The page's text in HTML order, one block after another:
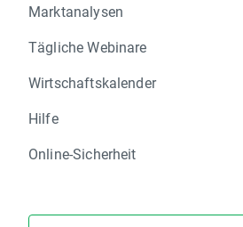
Marktanalysen
Tägliche Webinare
Wirtschaftskalender
Hilfe
Online-Sicherheit